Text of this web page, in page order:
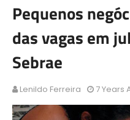
Pequenos
das vagas em
Sebrae
Lenildo Ferreira 7 Years